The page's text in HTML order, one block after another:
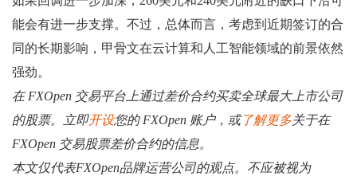
能会有进一步支撑。不过，总体而言，考虑到近期签订的合
同的长期影响，甲骨文在云计算和人工智能领域的前景依然
强劲。
在 FXOpen 交易平台上通过差价合约买卖全球最大上市公司
的股票。立即开设您的 FXOpen 账户，或了解更多关于在
FXOpen 交易股票差价合约的信息。
本文仅代表FXOpen品牌运营公司的观点。不应被视为